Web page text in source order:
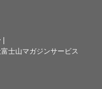
|
士山マガジンサービス